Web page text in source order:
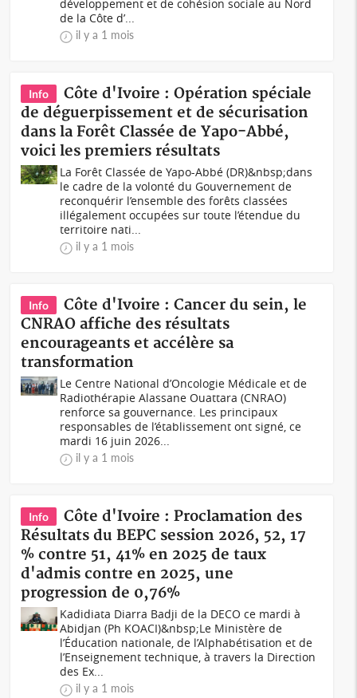
développement et de cohésion sociale au Nord
de la Côte d’...
il y a 1 mois
Info
Côte d'Ivoire : Opération spéciale
de déguerpissement et de sécurisation
dans la Forêt Classée de Yapo-Abbé,
voici les premiers résultats
La Forêt Classée de Yapo-Abbé (DR)&nbsp;dans
le cadre de la volonté du Gouvernement de
reconquérir l’ensemble des forêts classées
illégalement occupées sur toute l’étendue du
territoire nati...
il y a 1 mois
Info
Côte d'Ivoire : Cancer du sein, le
CNRAO affiche des résultats
encourageants et accélère sa
transformation
Le Centre National d’Oncologie Médicale et de
Radiothérapie Alassane Ouattara (CNRAO)
renforce sa gouvernance. Les principaux
responsables de l’établissement ont signé, ce
mardi 16 juin 2026...
il y a 1 mois
Info
Côte d'Ivoire : Proclamation des
Résultats du BEPC session 2026, 52, 17
% contre 51, 41% en 2025 de taux
d'admis contre en 2025, une
progression de 0,76%
Kadidiata Diarra Badji de la DECO ce mardi à
Abidjan (Ph KOACI)&nbsp;Le Ministère de
l’Éducation nationale, de l’Alphabétisation et de
l’Enseignement technique, à travers la Direction
des Ex...
il y a 1 mois